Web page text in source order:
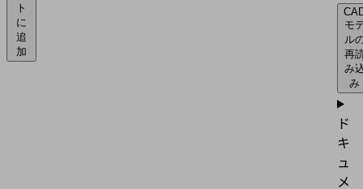
ト
に
追
加
モ
ル
再
み
み
ド
キ
ュ
メ